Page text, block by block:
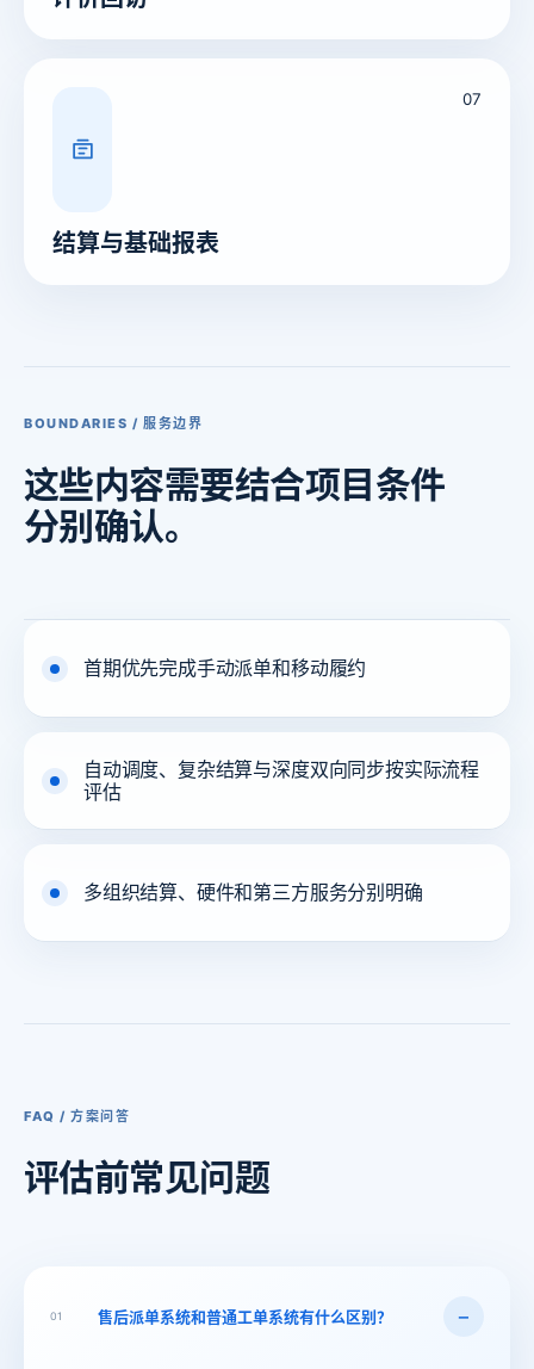
07
结算与基础报表
BOUNDARIES / 服务边界
这些内容需要结合项目条件
分别确认。
首期优先完成手动派单和移动履约
自动调度、复杂结算与深度双向同步按实际流程
评估
多组织结算、硬件和第三方服务分别明确
FAQ / 方案问答
评估前常见问题
01 售后派单系统和普通工单系统有什么区别？